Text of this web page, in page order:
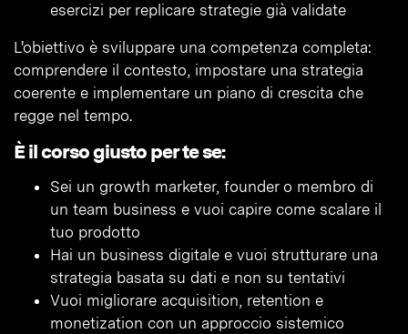
esercizi per replicare strategie già validate
L'obiettivo è sviluppare una competenza completa:
comprendere il contesto, impostare una strategia
coerente e implementare un piano di crescita che
regge nel tempo.
È il corso giusto per te se:
Sei un growth marketer, founder o membro di
un team business e vuoi capire come scalare il
tuo prodotto
Hai un business digitale e vuoi strutturare una
strategia basata su dati e non su tentativi
Vuoi migliorare acquisition, retention e
monetization con un approccio sistemico